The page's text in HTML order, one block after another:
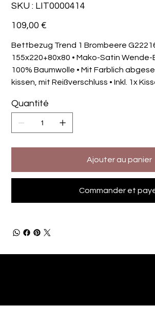
SKU : SKU
LIT0000414
LIT0000414
Prix
109,00 €
Bettbezug Trend 1 Brombeere
155x220+80x80 • Mako-Satin
100% Baumwolle • Mit Farblich
kissen, mit Reißverschluss • Inkl. 1x
Quantité
Ajouter au panier
Commander et